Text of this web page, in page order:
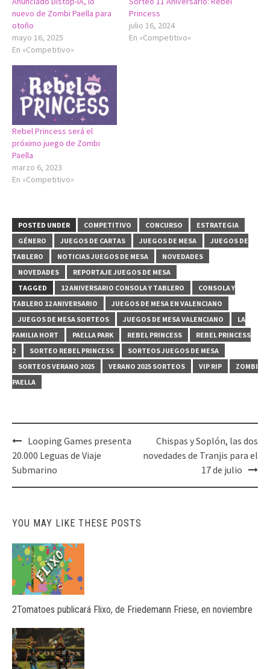
nuevo de Zombi Paella para
otoño
mayo 16, 2025
En «Competitivo»
Princess
julio 16, 2024
En «Competitivo»
Rebel Princess será el
próximo juego de Zombi
Paella
marzo 6, 2023
En «Competitivo»
POSTED UNDER COMPETITIVO CONCURSO
ESTRATEGIA
GÉNERO
JUEGOS DE CARTAS JUEGOS DE MESA
JUEGOS DE
TABLERO
NOTICIAS JUEGOS DE MESA
NOVEDADES
NOVEDADES
REPORTAJE JUEGOS DE MESA
TAGGED
12 ANIVERSARIO CONSOLA Y TABLERO
CONSOLA Y
TABLERO 12 ANIVERSARIO
JUEGOS DE MESA EN VALENCIANO
JUEGOS DE MESA SORTEOS
JUEGOS DE MESA VALENCIANO
LA
FAMILIA HORT
PAELLA PARK REBEL PRINCESS
REBEL PRINCESS
2
SORTEO REBEL PRINCESS
SORTEOS JUEGOS DE MESA
SORTEOS VERANO 2025
VERANO 2025 SORTEOS VIP RIP
ZOMBI
PAELLA
Post
navigation
Looping Games presenta
20.000 Leguas de Viaje
Submarino
Chispas y Soplón, las dos
novedades de Tranjis para el
17 de julio
YOU MAY LIKE THESE POSTS
2Tomatoes publicará Flixo, de Friedemann Friese, en noviembre